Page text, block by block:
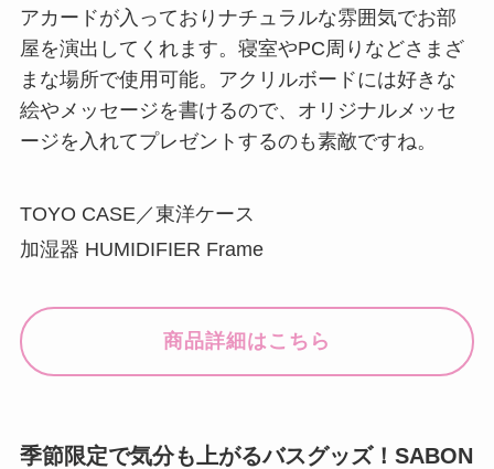
アカードが入っておりナチュラルな雰囲気でお部
屋を演出してくれます。寝室やPC周りなどさまざ
まな場所で使用可能。アクリルボードには好きな
絵やメッセージを書けるので、オリジナルメッセ
ージを入れてプレゼントするのも素敵ですね。
TOYO CASE／東洋ケース
加湿器 HUMIDIFIER Frame
商品詳細はこちら
季節限定で気分も上がるバスグッズ！SABON